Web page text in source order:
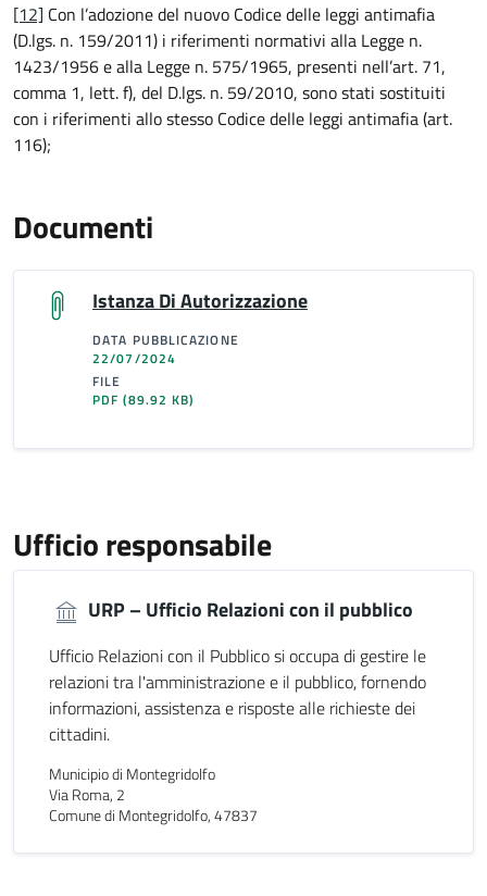
[12] Con l’adozione del nuovo Codice delle leggi antimafia
(D.lgs. n. 159/2011) i riferimenti normativi alla Legge n.
1423/1956 e alla Legge n. 575/1965, presenti nell’art. 71,
comma 1, lett. f), del D.lgs. n. 59/2010, sono stati sostituiti
con i riferimenti allo stesso Codice delle leggi antimafia (art.
116);
Documenti
Istanza Di Autorizzazione
DATA PUBBLICAZIONE
22/07/2024
FILE
PDF(89.92 KB)
Ufficio responsabile
URP – Ufficio Relazioni con il pubblico
Ufficio Relazioni con il Pubblico si occupa di gestire le
relazioni tra l'amministrazione e il pubblico, fornendo
informazioni, assistenza e risposte alle richieste dei
cittadini.
Municipio di Montegridolfo
Via Roma, 2
Comune di Montegridolfo, 47837